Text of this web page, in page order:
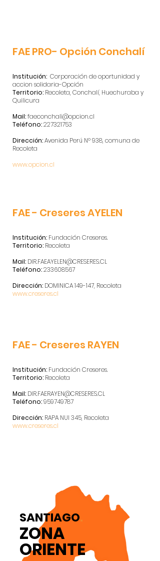
FAE PRO- Opción Conchalí
Institución: Corporación de oportunidad y
accion solidaria-Opción
Territorio: Recoleta, Conchalí, Huechuraba y
Quilicura
Mail:faeconchali@opcion.cl
Teléfono:227321753
Dirección:Avenida Perú Nº 938, comuna de
Recoleta
www.opcion.cl
FAE - Creseres AYELEN
Institución: Fundación Creseres.
Territorio: Recoleta
Mail: DIR.FAEAYELEN@CRESERES.CL
Teléfono:233608567
Dirección: DOMINICA 149-147, Recoleta
www.creseres.cl
FAE - Creseres RAYEN
Institución: Fundación Creseres.
Territorio: Recoleta
Mail: DIR.FAERAYEN@CRESERES.CL
Teléfono:959749787
Dirección: RAPA NUI 345, Recoleta
www.creseres.cl
SANTIAGO.
ZONA
ORIENTE